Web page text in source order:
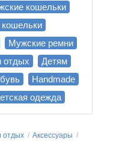
кошельки
Мужские ремни
отдых
Детям
Handmade
одежда
отдых / Аксессуары /